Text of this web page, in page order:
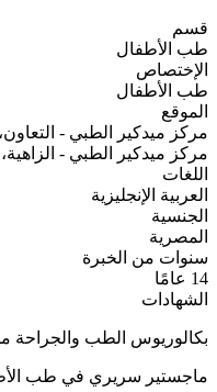
قسم
طب الأطفال
الإختصاص
طب الأطفال
الموقع
مركز ميدكير الطبي -
مركز ميدكير الطبي -
اللغات
العربية الإنجليزية
الجنسية
المصرية
سنوات من الخبرة
14 عامًا
الشهادات
بكالوريوس الطب والجراحة
ماجستير سريري في طب